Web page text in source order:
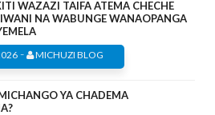
WAZAZI TAIFA ATEMA CHECHE
NA WABUNGE WANAOPANGA
- MICHUZI BLOG
YA CHADEMA